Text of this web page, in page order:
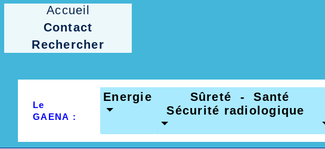
Accueil
Contact
Rechercher
Le
GAENA :
Energie
Sûreté - Santé
Sécurité radiologique